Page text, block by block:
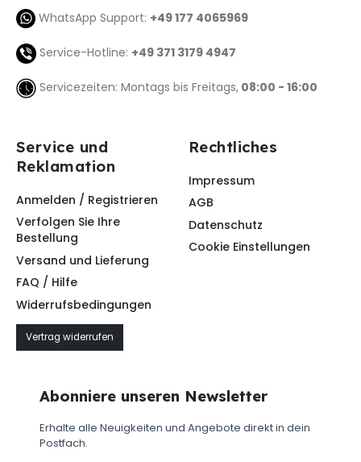
WhatsApp Support: +49 177 4065969
Service-Hotline: +49 371 3179 4947
Servicezeiten: Montags bis Freitags, 08:00 - 16:00
Service und
Reklamation
Anmelden / Registrieren
Verfolgen Sie Ihre
Bestellung
Versand und Lieferung
FAQ / Hilfe
Widerrufsbedingungen
Vertrag widerrufen
Rechtliches
Impressum
AGB
Datenschutz
Cookie Einstellungen
Abonniere unseren Newsletter
Erhalte alle Neuigkeiten und Angebote direkt in dein
Postfach.